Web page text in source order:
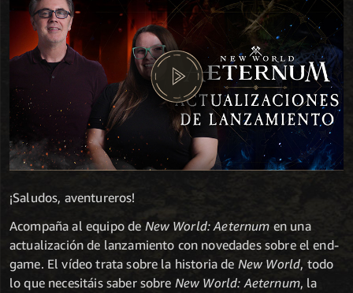
¡Saludos, aventureros!
Acompaña al equipo de New World: Aeternum en una
actualización de lanzamiento con novedades sobre el end-
game. El vídeo trata sobre la historia de New World, todo
lo que necesitáis saber sobre New World: Aeternum, la